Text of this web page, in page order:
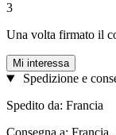
3
Una volta firmato il
Mi interessa
Spedizione e
Spedito da: Francia